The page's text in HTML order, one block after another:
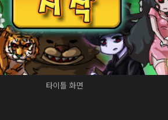
타이틀 화면